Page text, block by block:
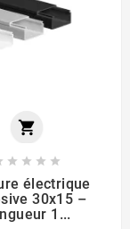

   
électrique
30x15 –
1...